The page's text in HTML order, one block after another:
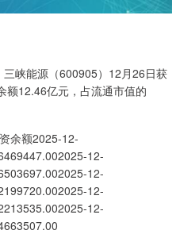
峡能源（600905）12月26日获
额12.46亿元，占流通市值的
余额2025-12-
12-
12-
12-
12-